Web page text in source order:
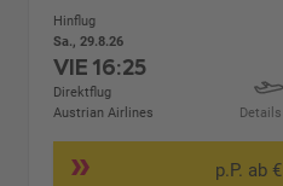
Hinflug
Sa., 29.8.26
VIE16:25
Direktflug
Austrian Airlines
Details
p.P. ab €